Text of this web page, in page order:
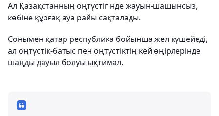
Ал Қазақстанның оңтүстігінде жауын-шашынсыз,
көбіне құрғақ ауа райы сақталады.
Сонымен қатар республика бойынша жел күшейеді,
ал оңтүстік-батыс пен оңтүстіктің кей өңірлерінде
шаңды дауыл болуы ықтимал.